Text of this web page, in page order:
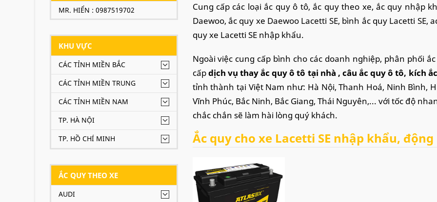
MR. HIỂN : 0987519702
KHU VỰC
CÁC TỈNH MIỀN BẮC
CÁC TỈNH MIỀN TRUNG
CÁC TỈNH MIỀN NAM
TP. HÀ NỘI
TP. HỒ CHÍ MINH
ẮC QUY THEO XE
AUDI
Cung cấp các loại ắc quy ô tô, ắc quy theo xe, ắc quy nhập
Daewoo, ắc quy xe Daewoo Lacetti SE, bình ắc quy Lacetti SE,
quy xe Lacetti SE nhập khẩu.
Ngoài việc cung cấp bình cho các doanh nghiệp, phân phối
cấpdịch vụ thay ắc quy ô tô tại nhà , câu ắc quy ô tô, kích
tỉnh thành tại Việt Nam như: Hà Nội, Thanh Hoá, Ninh Bình,
Vĩnh Phúc, Bắc Ninh, Bắc Giang, Thái Nguyên,... với tốc độ
chắc chắn sẽ làm hài lòng quý khách.
Ắc quy cho xe Lacetti SE nhập khẩu,
bằng mặt bình ắc quy), kích thước bình (dài x rộng x cao): 277
DIN MF57113.